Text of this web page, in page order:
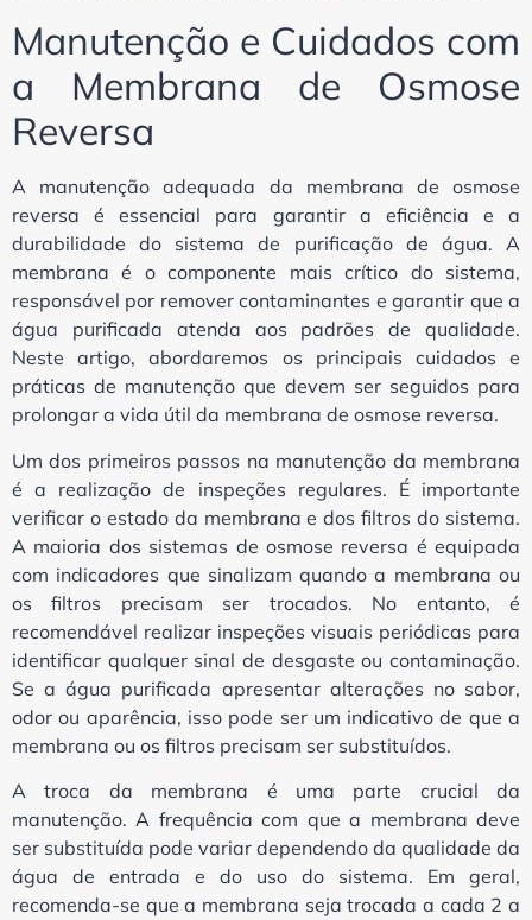
Manutenção e Cuidados com
a Membrana de Osmose
Reversa
A manutenção adequada da membrana de osmose
reversa é essencial para garantir a eficiência e a
durabilidade do sistema de purificação de água. A
membrana é o componente mais crítico do sistema,
responsável por remover contaminantes e garantir que a
água purificada atenda aos padrões de qualidade.
Neste artigo, abordaremos os principais cuidados e
práticas de manutenção que devem ser seguidos para
prolongar a vida útil da membrana de osmose reversa.
Um dos primeiros passos na manutenção da membrana
é a realização de inspeções regulares. É importante
verificar o estado da membrana e dos filtros do sistema.
A maioria dos sistemas de osmose reversa é equipada
com indicadores que sinalizam quando a membrana ou
os filtros precisam ser trocados. No entanto, é
recomendável realizar inspeções visuais periódicas para
identificar qualquer sinal de desgaste ou contaminação.
Se a água purificada apresentar alterações no sabor,
odor ou aparência, isso pode ser um indicativo de que a
membrana ou os filtros precisam ser substituídos.
A troca da membrana é uma parte crucial da
manutenção. A frequência com que a membrana deve
ser substituída pode variar dependendo da qualidade da
água de entrada e do uso do sistema. Em geral,
recomenda-se que a membrana seja trocada a cada 2 a